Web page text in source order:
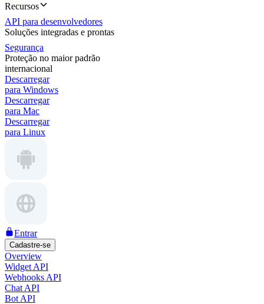
Recursos
API para desenvolvedores
Soluções integradas e prontas
Segurança
Proteção no maior padrão
internacional
Descarregar
para Windows
Descarregar
para Mac
Descarregar
para Linux
Entrar
Cadastre-se
Overview
Widget API
Webhooks API
Chat API
Bot API